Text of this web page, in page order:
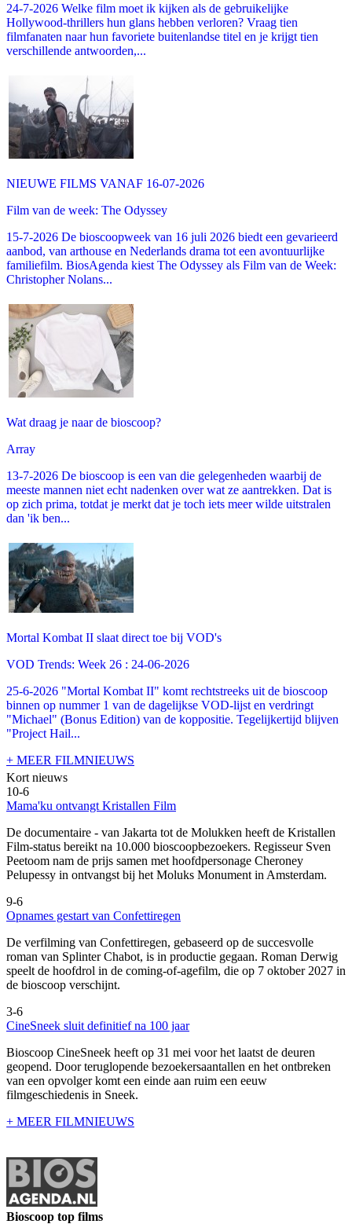
24-7-2026 Welke film moet ik kijken als de gebruikelijke
Hollywood-thrillers hun glans hebben verloren? Vraag tien
filmfanaten naar hun favoriete buitenlandse titel en je krijgt tien
verschillende antwoorden,...
NIEUWE FILMS VANAF 16-07-2026
Film van de week: The Odyssey
15-7-2026 De bioscoopweek van 16 juli 2026 biedt een gevarieerd
aanbod, van arthouse en Nederlands drama tot een avontuurlijke
familiefilm. BiosAgenda kiest The Odyssey als Film van de Week:
Christopher Nolans...
Wat draag je naar de bioscoop?
Array
13-7-2026 De bioscoop is een van die gelegenheden waarbij de
meeste mannen niet echt nadenken over wat ze aantrekken. Dat is
op zich prima, totdat je merkt dat je toch iets meer wilde uitstralen
dan 'ik ben...
Mortal Kombat II slaat direct toe bij VOD's
VOD Trends: Week 26 : 24-06-2026
25-6-2026 "Mortal Kombat II" komt rechtstreeks uit de bioscoop
binnen op nummer 1 van de dagelijkse VOD-lijst en verdringt
"Michael" (Bonus Edition) van de koppositie. Tegelijkertijd blijven
"Project Hail...
+ MEER FILMNIEUWS
Kort nieuws
10-6
Mama'ku ontvangt Kristallen Film
De documentaire - van Jakarta tot de Molukken heeft de Kristallen
Film-status bereikt na 10.000 bioscoopbezoekers. Regisseur Sven
Peetoom nam de prijs samen met hoofdpersonage Cheroney
Pelupessy in ontvangst bij het Moluks Monument in Amsterdam.
9-6
Opnames gestart van Confettiregen
De verfilming van Confettiregen, gebaseerd op de succesvolle
roman van Splinter Chabot, is in productie gegaan. Roman Derwig
speelt de hoofdrol in de coming-of-agefilm, die op 7 oktober 2027 in
de bioscoop verschijnt.
3-6
CineSneek sluit definitief na 100 jaar
Bioscoop CineSneek heeft op 31 mei voor het laatst de deuren
geopend. Door teruglopende bezoekersaantallen en het ontbreken
van een opvolger komt een einde aan ruim een eeuw
filmgeschiedenis in Sneek.
+ MEER FILMNIEUWS
Bioscoop top films